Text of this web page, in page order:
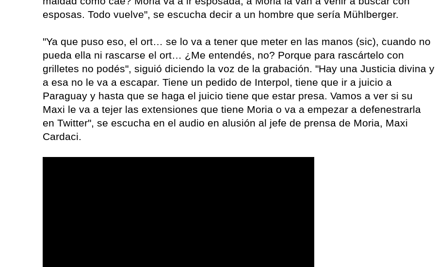
esposas. Todo vuelve", se escucha decir a un hombre que sería Mühlberger.
"Ya que puso eso, el ort… se lo va a tener que meter en las manos (sic), cuando no
pueda ella ni rascarse el ort… ¿Me entendés, no? Porque para rascártelo con
grilletes no podés", siguió diciendo la voz de la grabación. "Hay una Justicia divina y
a esa no le va a escapar. Tiene un pedido de Interpol, tiene que ir a juicio a
Paraguay y hasta que se haga el juicio tiene que estar presa. Vamos a ver si su
Maxi le va a tejer las extensiones que tiene Moria o va a empezar a defenestrarla
en Twitter", se escucha en el audio en alusión al jefe de prensa de Moria, Maxi
Cardaci.